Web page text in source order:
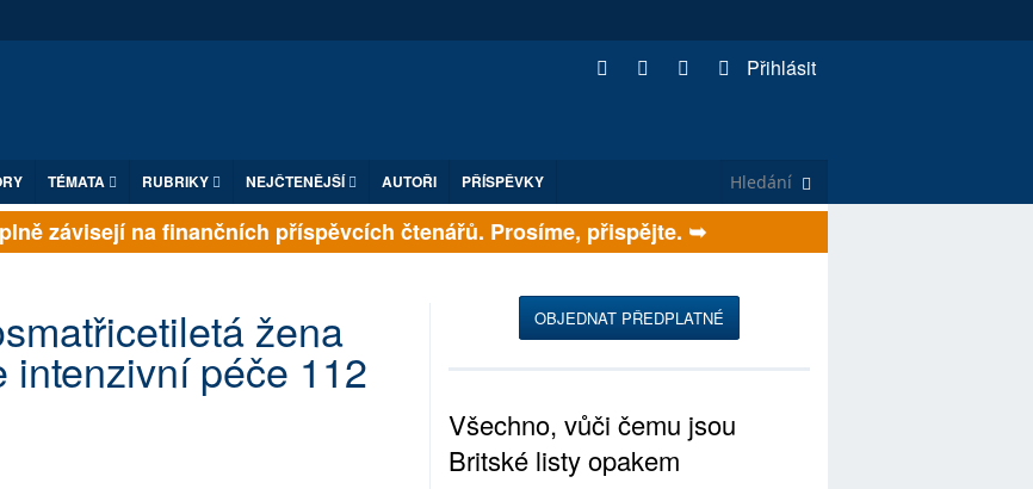
Přihlásit
TÉMATA RUBRIKY NEJČTENĚJŠÍ AUTOŘI PŘÍSPĚVKY
plně závisejí na finančních příspěvcích čtenářů. Prosíme, přispějte. ➥
žena
intenzivní péče 112
OBJEDNAT PŘEDPLATNÉ
Všechno, vůči čemu jsou
Britské listy opakem